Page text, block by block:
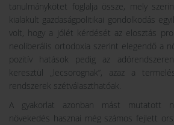
tanulmánykötet foglalja össze, mely
kialakult gazdaságpolitikai gondolkodás
volt, hogy a jólét kérdését az elosztás
neoliberális ortodoxia szerint elegendő a
pozitív hatások pedig az
keresztül „lecsorognak”, azaz a
rendszerek szétválaszthatóak.
A gyakorlat azonban mást mutatott
növekedés hasznai még számos fejlett